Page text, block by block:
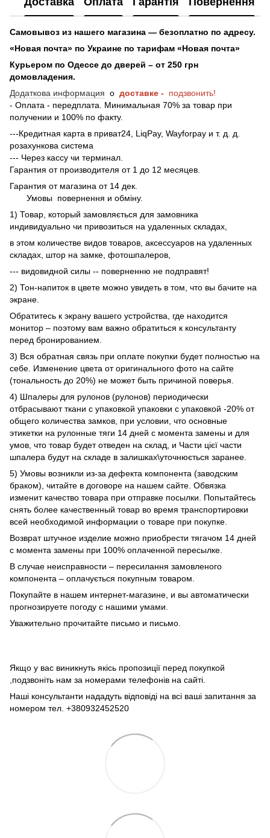
Самовывоз из нашего магазина — безоплатно по адресу.
«Новая почта» по Украине по тарифам «Новая почта»
Курьером по Одессе до дверей – от 250 грн
домовладения.
Додаткова информация о доставке - подзвонить!
- Оплата - передплата. Минимальная 70% за товар при
получении и 100% по факту.
---Кредитная карта в приват24, LiqPay, Wayforpay и т. д. д.
розахункова система
--- Через кассу чи терминал.
Гарантия от производителя от 1 до 12 месяцев.
Гарантия от магазина от 14 дек.
Умовы повернення и обміну.
1) Товар, который замовляється для замовника
индивидуально чи привозиться на удаленных складах,
в этом количестве видов товаров, аксессуаров на удаленных
складах, штор на замке, фотошпалеров,
--- видовидной силы -- поверненню не подправят!
2) Тон-напиток в цвете можно увидеть в том, что вы бачите на
экране.
Обратитесь к экрану вашего устройства, где находится
монитор – поэтому вам важно обратиться к консультанту
перед бронированием.
3) Вся обратная связь при оплате покупки будет полностью на
себе. Изменение цвета от оригинального фото на сайте
(тональность до 20%) не может быть причиной поверья.
4) Шпалеры для рулонов (рулонов) периодически
отбрасывают ткани с упаковкой упаковки с упаковкой -20% от
общего количества замков, при условии, что основные
этикетки на рулонные тяги 14 дней с момента замены и для
умов, что товар будет отведен на склад, и Части цієї части
шпалера будут на складе в залишках\уточнюється заранее.
5) Умовы возникли из-за дефекта компонента (заводским
браком), читайте в договоре на нашем сайте. Обвязка
изменит качество товара при отправке посылки. Попытайтесь
снять более качественный товар во время транспортировки
всей необходимой информации о товаре при покупке.
Возврат штучное изделие можно приобрести тягачом 14 дней
с момента замены при 100% оплаченной пересылке.
В случае неисправности – пересилання замовленого
компонента – оплачується покупным товаром.
Покупайте в нашем интернет-магазине, и вы автоматически
прогнозируете погоду с нашими умами.
Уважительно прочитайте письмо и письмо.
Якщо у вас виникнуть якісь пропозиції перед покупкой
,подзвоніть нам за номерами телефонів на сайті.
Наші консультанти нададуть відповіді на всі ваші запитання за
номером тел. +380932452520